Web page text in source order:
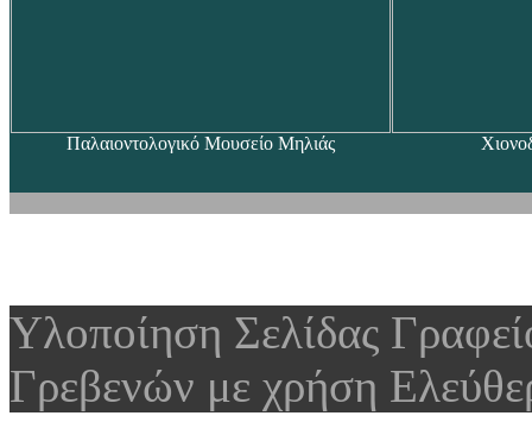
Παλαιοντολογικό Μουσείο Μηλιάς
Υλοποίηση Σελίδας
Γρεβενών με χρήση